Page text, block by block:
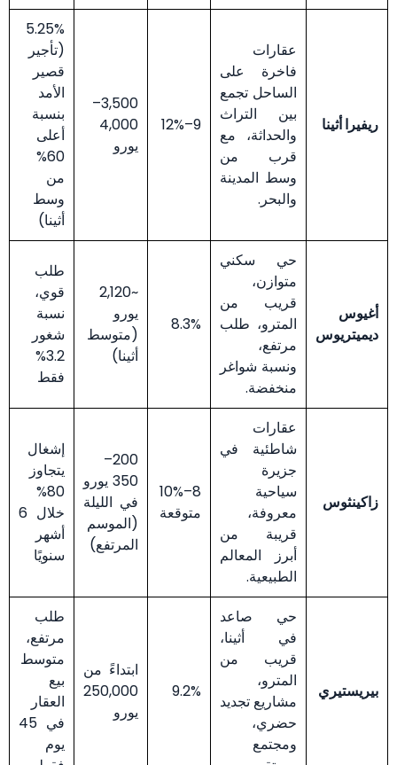
ريفيرا أثينا
عقارات
فاخرة على
الساحل تجمع
بين التراث
والحداثة، مع
قرب من
وسط المدينة
والبحر.
9–12%
3,500–
4,000
يورو
5.25%
(تأجير
قصير
الأمد
بنسبة
أعلى
60%
من
وسط
أثينا)
أغيوس
ديميتريوس
حي سكني
متوازن،
قريب من
المترو، طلب
مرتفع،
ونسبة شواغر
منخفضة.
8.3%
~2,120
يورو
(متوسط
أثينا)
طلب
قوي،
نسبة
شغور
3.2%
فقط
زاكينثوس
عقارات
شاطئية في
جزيرة
سياحية
معروفة،
قريبة من
أبرز المعالم
الطبيعية.
8–10%
متوقعة
200–
350 يورو
في الليلة
(الموسم
المرتفع)
إشغال
يتجاوز
80%
خلال 6
أشهر
سنويًا
بيريستيري
حي صاعد
في أثينا،
قريب من
المترو،
مشاريع تجديد
حضري،
ومجتمع
9.2%
ابتداءً من
250,000
يورو
طلب
مرتفع،
متوسط
بيع
العقار
في 45
يوم